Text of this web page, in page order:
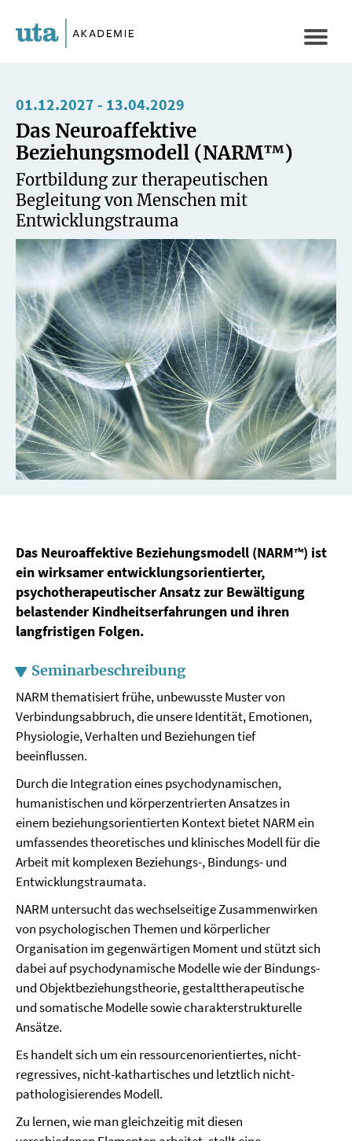
zum
01.12.2027 - 13.04.2029
Das Neuroaffektive
Beziehungsmodell (NARM™)
Fortbildung zur therapeutischen
Begleitung von Menschen mit
Entwicklungstrauma
Das Neuroaffektive Beziehungsmodell (NARM™) ist
ein wirksamer entwicklungsorientierter,
psychotherapeutischer Ansatz zur Bewältigung
belastender Kindheitserfahrungen und ihren
langfristigen Folgen.
Seminarbeschreibung
NARM thematisiert frühe, unbewusste Muster von
Verbindungsabbruch, die unsere Identität, Emotionen,
Physiologie, Verhalten und Beziehungen tief
beeinflussen.
Durch die Integration eines psychodynamischen,
humanistischen und körperzentrierten Ansatzes in
einem beziehungsorientierten Kontextbietet NARM ein
umfassendes theoretisches und klinisches Modell für die
Arbeit mitkomplexen Beziehungs-, Bindungs- und
Entwicklungstraumata.
NARM untersucht das wechselseitige Zusammenwirken
von psychologischen Themen und körperlicher
Organisation im gegenwärtigen Moment und stützt sich
dabei auf psychodynamische Modelle wie der Bindungs-
und Objektbeziehungstheorie, gestalttherapeutische
und somatische Modelle sowie charakterstrukturelle
Ansätze.
Es handelt sich um ein ressourcenorientiertes, nicht-
regressives, nicht-kathartisches und letztlich nicht-
pathologisierendes Modell.
Zu lernen, wie man gleichzeitig mit diesen